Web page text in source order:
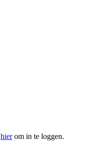
hierom in te loggen.